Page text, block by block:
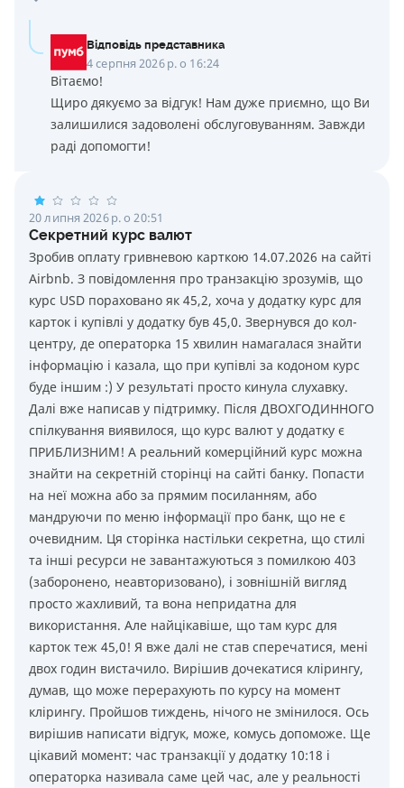
Відповідь представника
4 серпня 2026 р. о 16:24
Вітаємо!
Щиро дякуємо за відгук! Нам дуже приємно, що Ви
залишилися задоволені обслуговуванням. Завжди
раді допомогти!
20 липня 2026 р. о 20:51
Секретний курс валют
Зробив оплату гривневою карткою 14.07.2026 на сайті
Airbnb. З повідомлення про транзакцію зрозумів, що
курс USD пораховано як 45,2, хоча у додатку курс для
карток і купівлі у додатку був 45,0. Звернувся до кол-
центру, де операторка 15 хвилин намагалася знайти
інформацію і казала, що при купівлі за кодоном курс
буде іншим :) У результаті просто кинула слухавку.
Далі вже написав у підтримку. Після ДВОХГОДИННОГО
спілкування виявилося, що курс валют у додатку є
ПРИБЛИЗНИМ! А реальний комерційний курс можна
знайти на секретній сторінці на сайті банку. Попасти
на неї можна або за прямим посиланням, або
мандруючи по меню інформації про банк, що не є
очевидним. Ця сторінка настільки секретна, що стилі
та інші ресурси не завантажуються з помилкою 403
(заборонено, неавторизовано), і зовнішній вигляд
просто жахливий, та вона непридатна для
використання. Але найцікавіше, що там курс для
карток теж 45,0! Я вже далі не став сперечатися, мені
двох годин вистачило. Вирішив дочекатися клірингу,
думав, що може перерахують по курсу на момент
клірингу. Пройшов тиждень, нічого не змінилося. Ось
вирішив написати відгук, може, комусь допоможе. Ще
цікавий момент: час транзакції у додатку 10:18 і
операторка називала саме цей час, але у реальності